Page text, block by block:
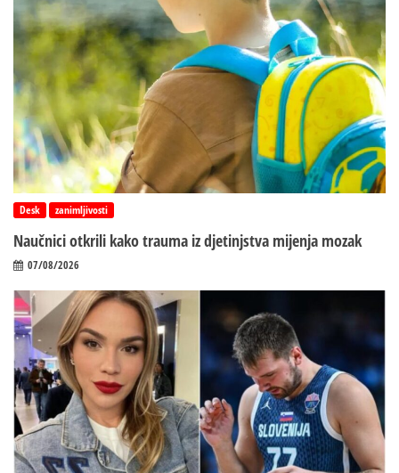
Desk zanimljivosti
Naučnici otkrili kako trauma iz d‌jetinjstva mijenja mozak
07/08/2026